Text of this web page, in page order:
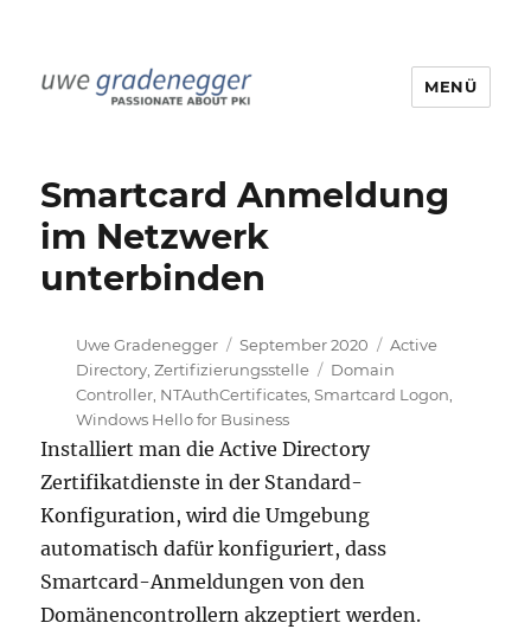
MENÜ
Smartcard Anmeldung
im Netzwerk
unterbinden
Autor
Uwe Gradenegger
Veröffentlicht
am
September 2020 Kategorien
Active
Directory, Zertifizierungsstelle Schlagwörter
Domain
Controller, NTAuthCertificates, Smartcard Logon
Windows Hello for Business
Installiert man die Active Directory
Zertifikatdienste in der Standard-
Konfiguration, wird die Umgebung
automatisch dafür konfiguriert, dass
Smartcard-Anmeldungen von den
Domänencontrollern akzeptiert werden.